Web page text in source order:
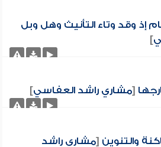
إذ وقد وتاء التأنيث وهل وبل
]
[مشاري راشد العفاسي]
والتنوين [مشاري راشد